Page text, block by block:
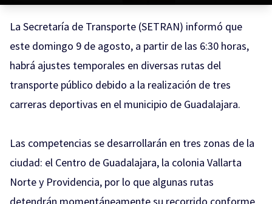
La Secretaría de Transporte (SETRAN) informó que
este domingo 9 de agosto, a partir de las 6:30 horas,
habrá ajustes temporales en diversas rutas del
transporte público debido a la realización de tres
carreras deportivas en el municipio de Guadalajara.
Las competencias se desarrollarán en tres zonas de la
ciudad: el Centro de Guadalajara, la colonia Vallarta
Norte y Providencia, por lo que algunas rutas
detendrán momentáneamente su recorrido conforme